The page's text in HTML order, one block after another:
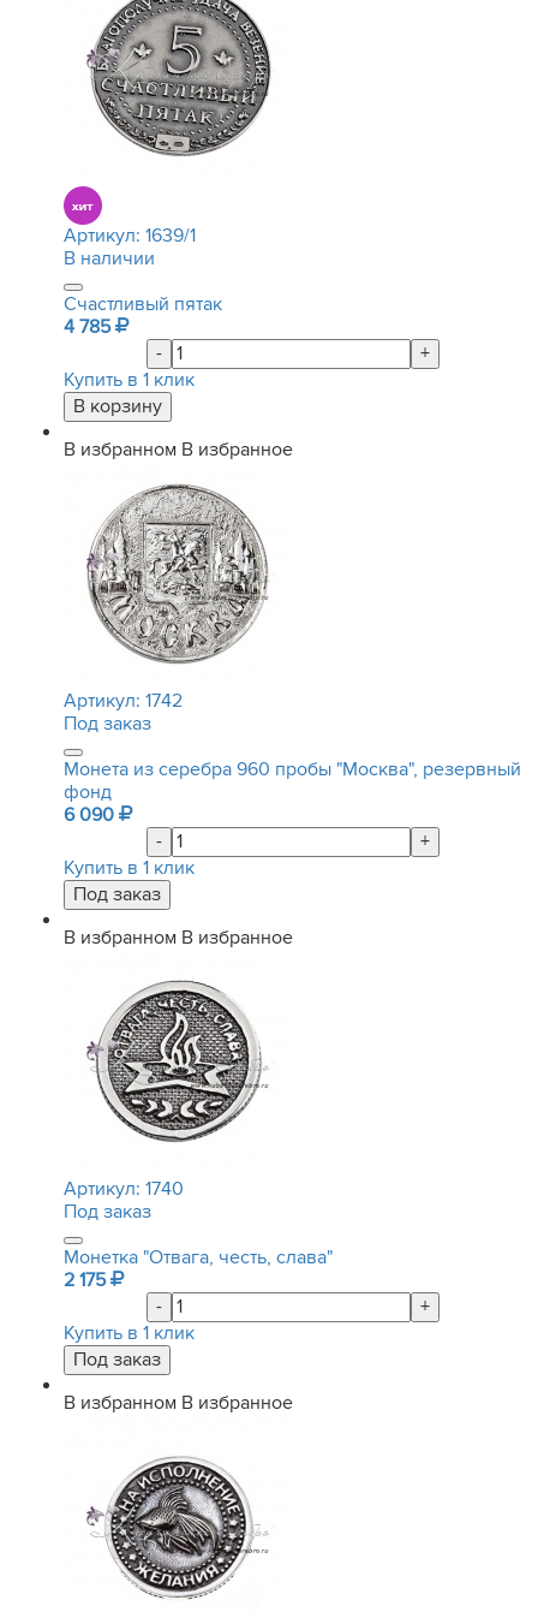
Артикул: 1639/1
В наличии
Счастливый пятак
4 785
-
+
Купить в 1 клик
В избранном В избранное
Артикул: 1742
Под заказ
Монета из серебра 960 пробы "Москва", резервный
фонд
6 090
-
+
Купить в 1 клик
В избранном В избранное
Артикул: 1740
Под заказ
Монетка "Отвага, честь, слава"
2 175
-
+
Купить в 1 клик
В избранном В избранное